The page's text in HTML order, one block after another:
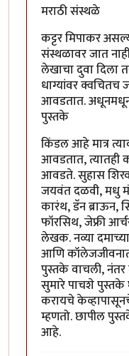
मराठी संस्थळे
कट्टर मिपाकर
संस्थळावर जात
लेखाचा दुवा दिला
धाग्यांवर
आवडतात.
पुस्तके
किंडल आहे मात्र
आवडतात, त्यातही
आवडते. सुहास
जयवंत दळवी, मधु
कारंथ, डॅन ब्राऊन,
फॉरसिथ, जेफ्री
लेखक. नव्या
आणि कॉलेजजीवनात
पुस्तके वाचली,
सुमारे पाचशे पुस्तके
करायचे
म्हणतो. छापील
आहे.